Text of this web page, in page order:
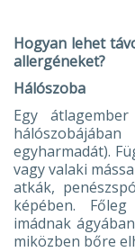
Hogyan lehet
allergéneket?
Hálószoba
Egy
egyharmadát).
vagy valaki
atkák,
képében.
imádnak
miközben bőre